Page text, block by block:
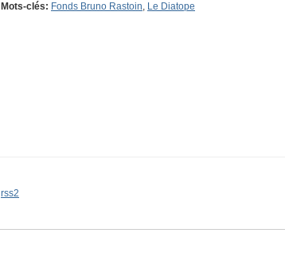
Mots-clés: Fonds Bruno Rastoin, Le Diatope
rss2